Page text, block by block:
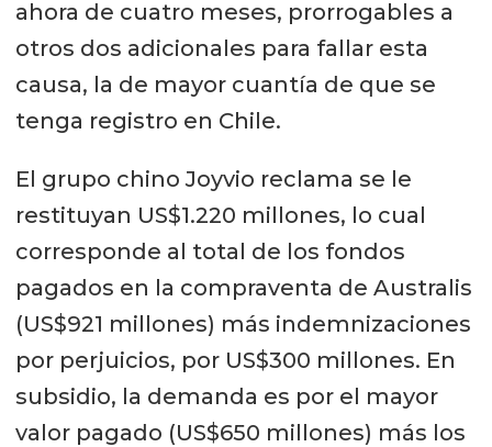
criterio sobre los incumplimientos
medioambientales.
ahora de cuatro meses, prorrogables a
otros dos adicionales para fallar esta
causa, la de mayor cuantía de que se
tenga registro en Chile.
El grupo chino Joyvio reclama se le
restituyan US$1.220 millones, lo cual
corresponde al total de los fondos
pagados en la compraventa de Australis
(US$921 millones) más indemnizaciones
por perjuicios, por US$300 millones. En
subsidio, la demanda es por el mayor
valor pagado (US$650 millones) más los